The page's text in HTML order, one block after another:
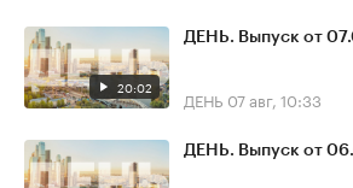
20:02
ДЕНЬ. Выпуск от
ДЕНЬ 07 авг, 10:33
ДЕНЬ. Выпуск от